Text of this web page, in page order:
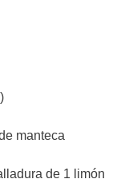
manteca
de 1 limón